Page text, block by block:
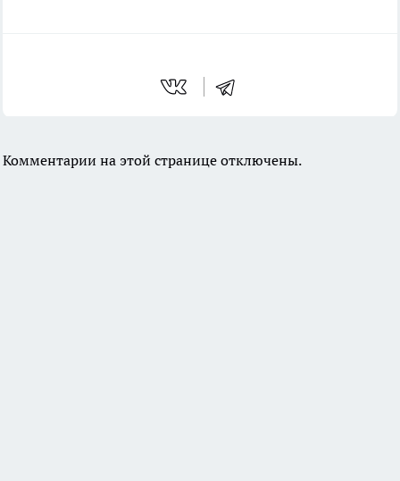
Комментарии на этой странице отключены.